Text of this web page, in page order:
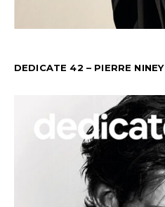
DEDICATE 42 – PIERRE NINEY